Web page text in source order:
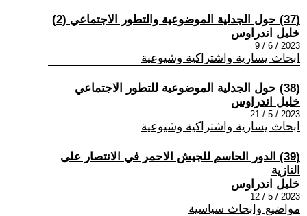
(37) حول الجدلية الموضوعية والتطور الاجتماعي (2)
خليل اندراوس
2023 / 6 / 9
ابحاث يسارية واشتراكية وشيوعية
(38) حول الجدلية الموضوعية للتطور الاجتماعي
خليل اندراوس
2023 / 5 / 21
ابحاث يسارية واشتراكية وشيوعية
(39) الدور الحاسم للجيش الاحمر في الانتصار على
النازية
خليل اندراوس
2023 / 5 / 12
مواضيع وابحاث سياسية